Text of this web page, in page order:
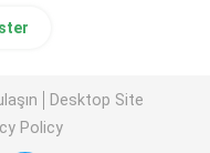
Desktop Site
Policy